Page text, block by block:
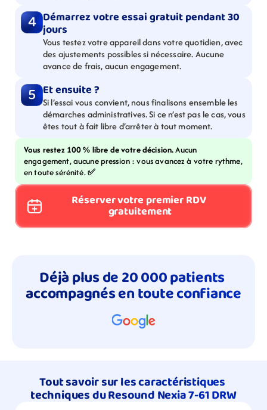
4 Démarrez votre essai gratuit pendant 30
jours
Vous testez votre appareil dans votre quotidien, avec
des ajustements possibles si nécessaire. Aucune
avance de frais, aucun engagement.
5 Et ensuite ?
Si l’essai vous convient, nous finalisons ensemble les
démarches administratives. Si ce n’est pas le cas, vous
êtes tout à fait libre d’arrêter à tout moment.
Vous restez 100 % libre de votre décision. Aucun
engagement, aucune pression : vous avancez à votre rythme,
en toute sérénité. ✅
Réserver votre premier RDV
gratuitement
Déjà plus de 20 000 patients
accompagnés en toute confiance
Tout savoir sur les caractéristiques
techniques du Resound Nexia 7-61 DRW